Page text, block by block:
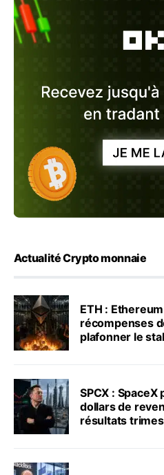
Actualité Crypto monnaie
ETH :
récompenses
plafonner le
SPCX :
dollars de
résultats